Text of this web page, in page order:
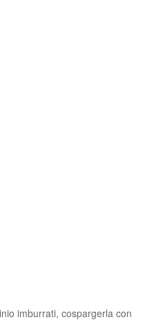
imburrati, cospargerla con